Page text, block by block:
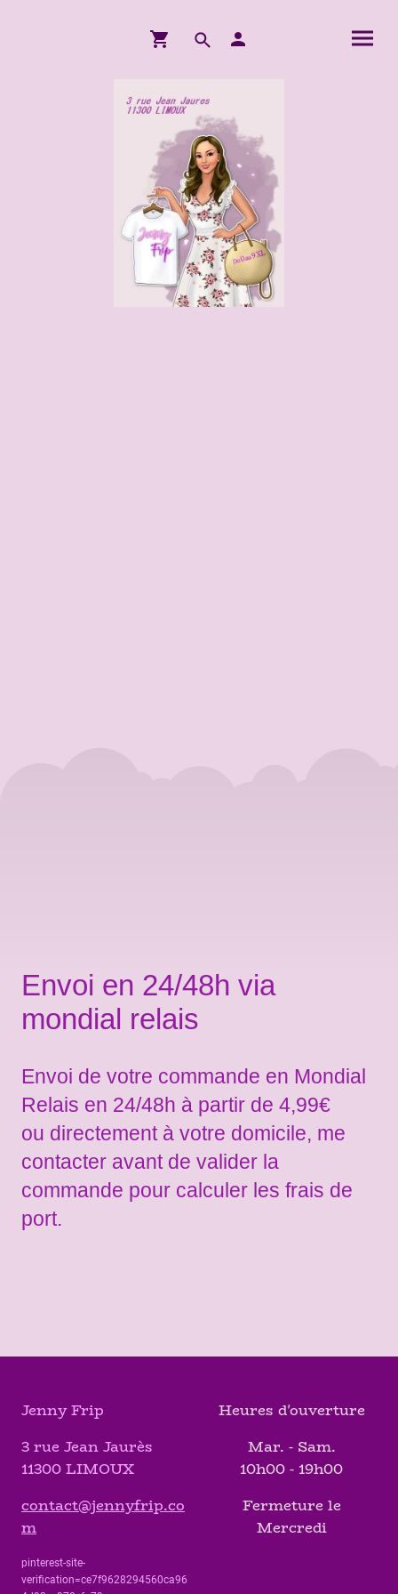
Envoi en 24/48h via
mondial relais
Envoi de votre commande en Mondial
Relais en 24/48h à partir de 4,99€
ou directement à votre domicile, me
contacter avant de valider la
commande pour calculer les frais de
port.
Jenny Frip
3 rue Jean Jaurès
11300 LIMOUX
contact@jennyfrip.co
m
pinterest-site-
verification=ce7f9628294560ca96
Heures d'ouverture
Mar. - Sam.
10h00 - 19h00
Fermeture le
Mercredi